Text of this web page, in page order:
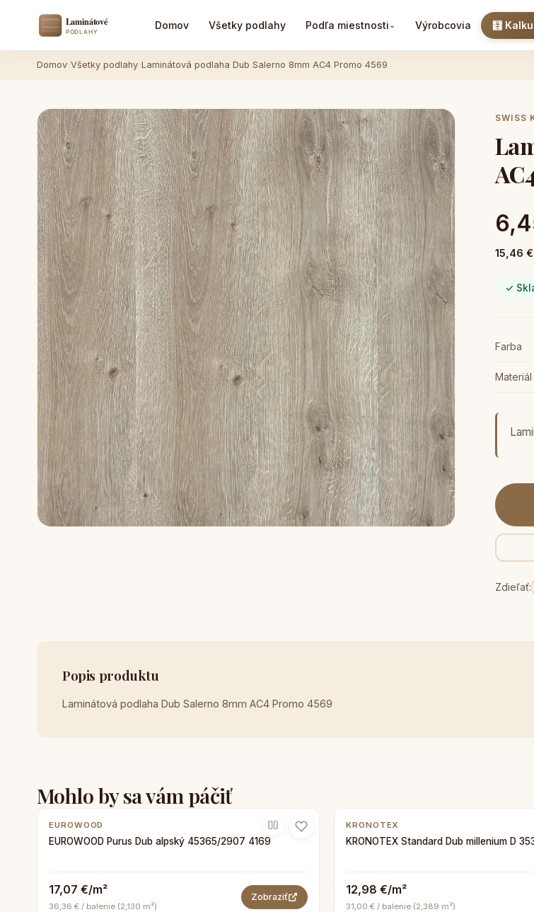
Domov Všetky podlahy Podľa miestnosti ⌄ Výrobcovia 🧮
Domov Všetky podlahy Laminátová podlaha Dub Salerno 8mm AC4 Promo 4569
SWISS
15,46 €
✓
Farba
Materiál
Zdieľať:
Popis produktu
Laminátová podlaha Dub Salerno 8mm AC4 Promo 4569
Mohlo by sa vám páčiť
EUROWOOD
EUROWOOD Purus Dub alpský 45365/2907 4169
17,07 €/m²
36,36 € / balenie (2,130 m²)
Zobraziť
KRONOTEX
KRONOTEX Standard Dub millenium D
12,98 €/m²
31,00 € / balenie (2,389 m²)